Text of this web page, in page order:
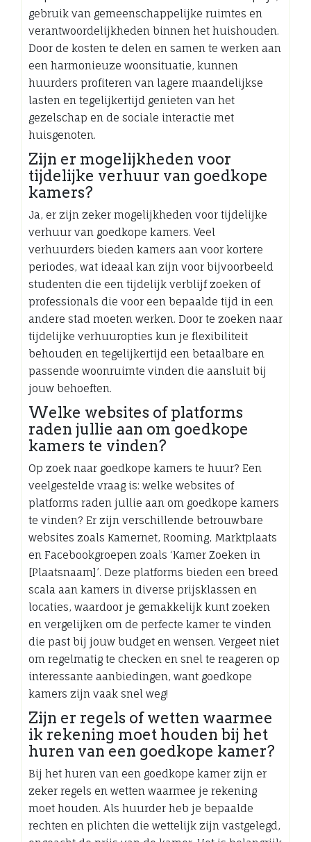
gebruik van gemeenschappelijke ruimtes en
verantwoordelijkheden binnen het huishouden.
Door de kosten te delen en samen te werken aan
een harmonieuze woonsituatie, kunnen
huurders profiteren van lagere maandelijkse
lasten en tegelijkertijd genieten van het
gezelschap en de sociale interactie met
huisgenoten.
Zijn er mogelijkheden voor
tijdelijke verhuur van goedkope
kamers?
Ja, er zijn zeker mogelijkheden voor tijdelijke
verhuur van goedkope kamers. Veel
verhuurders bieden kamers aan voor kortere
periodes, wat ideaal kan zijn voor bijvoorbeeld
studenten die een tijdelijk verblijf zoeken of
professionals die voor een bepaalde tijd in een
andere stad moeten werken. Door te zoeken naar
tijdelijke verhuuropties kun je flexibiliteit
behouden en tegelijkertijd een betaalbare en
passende woonruimte vinden die aansluit bij
jouw behoeften.
Welke websites of platforms
raden jullie aan om goedkope
kamers te vinden?
Op zoek naar goedkope kamers te huur? Een
veelgestelde vraag is: welke websites of
platforms raden jullie aan om goedkope kamers
te vinden? Er zijn verschillende betrouwbare
websites zoals Kamernet, Rooming, Marktplaats
en Facebookgroepen zoals ‘Kamer Zoeken in
[Plaatsnaam]’. Deze platforms bieden een breed
scala aan kamers in diverse prijsklassen en
locaties, waardoor je gemakkelijk kunt zoeken
en vergelijken om de perfecte kamer te vinden
die past bij jouw budget en wensen. Vergeet niet
om regelmatig te checken en snel te reageren op
interessante aanbiedingen, want goedkope
kamers zijn vaak snel weg!
Zijn er regels of wetten waarmee
ik rekening moet houden bij het
huren van een goedkope kamer?
Bij het huren van een goedkope kamer zijn er
zeker regels en wetten waarmee je rekening
moet houden. Als huurder heb je bepaalde
rechten en plichten die wettelijk zijn vastgelegd,